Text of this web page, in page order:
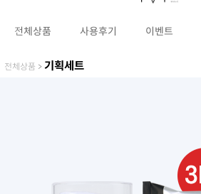
전체상품 사용후기 이벤트
전체상품 > 기획세트